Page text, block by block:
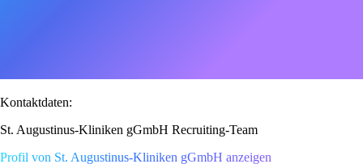
Kontaktdaten:
St. Augustinus-Kliniken gGmbH Recruiting-Team
Profil von St. Augustinus-Kliniken gGmbH anzeigen